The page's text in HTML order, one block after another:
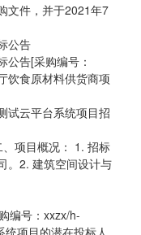
文件，并于2021年7
公告
公告[采购编号：
饮食原材料供货商项
试云平台系统项目招
项目概况： 1. 招标
。2. 建筑空间设计与
编号：xxzx/h-
项目的潜在投标人